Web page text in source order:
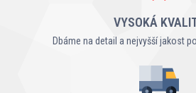
VYSOKÁ
Dbáme na detail a nejvyšší jakost